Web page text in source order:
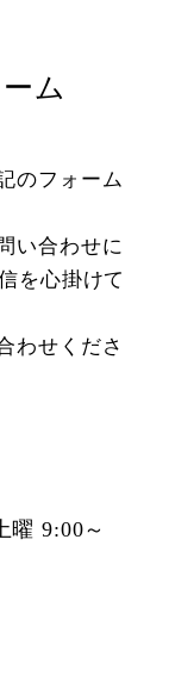
ム
のフォーム
い合わせに
を心掛けて
わせくださ
曜 9:00～